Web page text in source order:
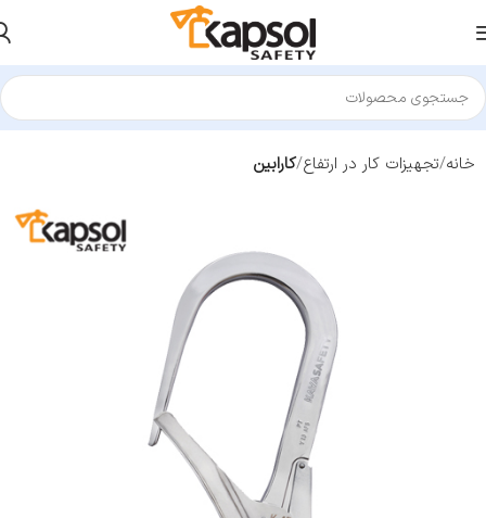
خانه تجهیزات کار در ارتفاع کارابین